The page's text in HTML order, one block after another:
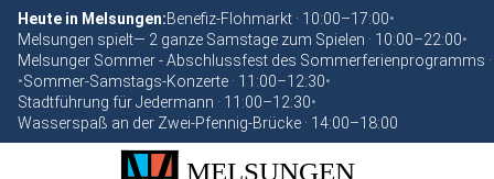
Heute in Melsungen:Benefiz-Flohmarkt · 10:00–17:00•
Melsungen spielt— 2 ganze Samstage zum Spielen · 10:00–22:00•
Melsunger Sommer - Abschlussfest des Sommerferienprogramms
•Sommer-Samstags-Konzerte · 11:00–12:30•
Stadtführung für Jedermann · 11:00–12:30•
Wasserspaß an der Zwei-Pfennig-Brücke · 14:00–18:00